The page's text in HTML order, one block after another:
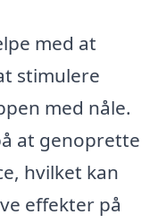
med at
stimulere
med nåle.
at genoprette
hvilket kan
effekter på